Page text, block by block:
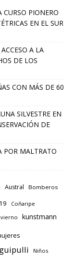
CURSO PIONERO
EN EL SUR
A LA
DE LOS
CON MÁS DE 60
SILVESTRE EN
DE
POR MALTRATO
Austral Bomberos
Coñaripe
kunstmann
Niños